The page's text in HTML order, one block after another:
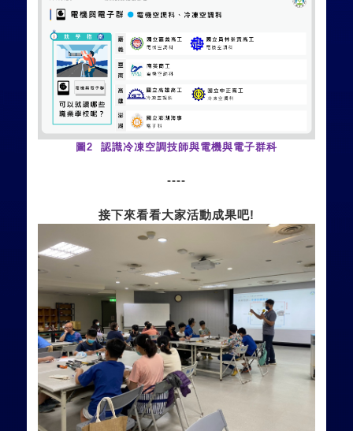
圖 2 認識冷凍空調技師與電機與電子群科
----
接下來看看大家活動成果吧!